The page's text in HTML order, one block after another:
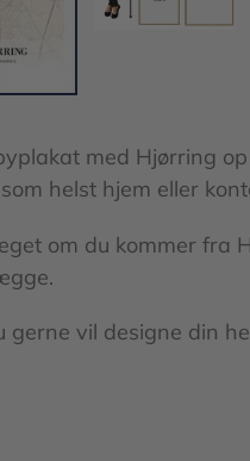
med Hjørring
helst hjem eller
om du kommer fra
gerne vil designe din